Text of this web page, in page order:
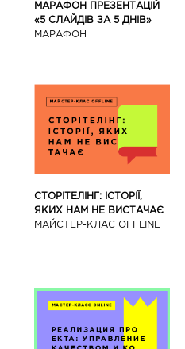
МАРАФОН ПРЕЗЕНТАЦІЙ
«5 СЛАЙДІВ ЗА 5 ДНІВ»
МАРАФОН
СТОРІТЕЛІНГ: ІСТОРІЇ,
ЯКИХ НАМ НЕ ВИСТАЧАЄ
МАЙСТЕР-КЛАС OFFLINE